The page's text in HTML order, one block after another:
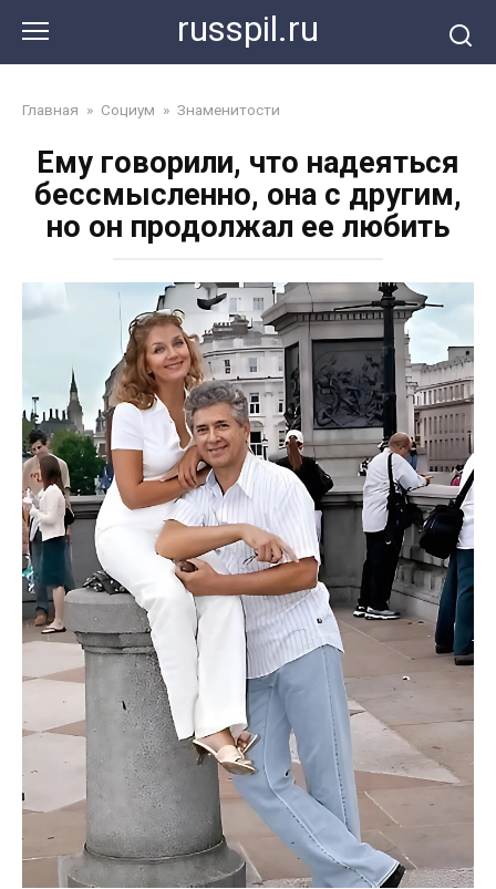
контенту
russpil.ru
Главная » Социум » Знаменитости
Ему говорили, что надеяться
бессмысленно, она с другим,
но он продолжал ее любить